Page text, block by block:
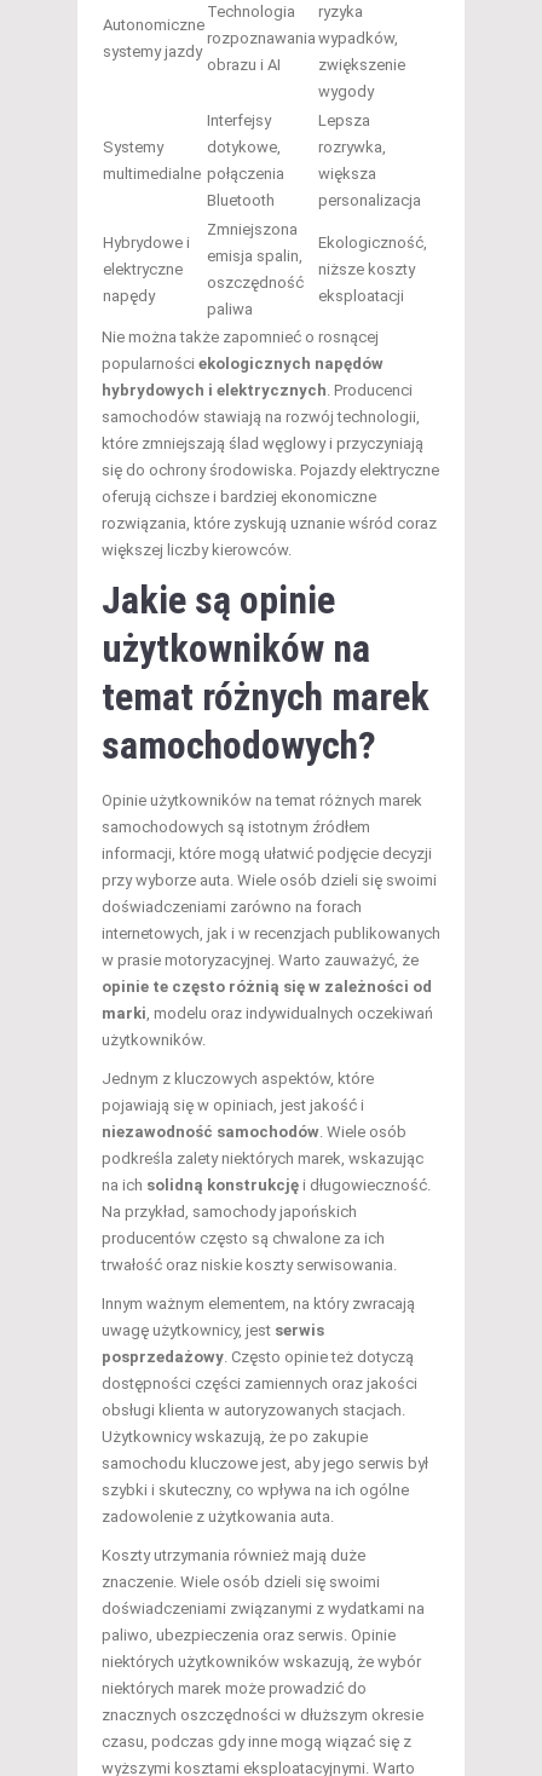
Autonomiczne
systemy jazdy
Technologia
rozpoznawania
obrazu i AI
ryzyka
wypadków,
zwiększenie
wygody
Systemy
multimedialne
Interfejsy
dotykowe,
połączenia
Bluetooth
Lepsza
rozrywka,
większa
personalizacja
Hybrydowe i
elektryczne
napędy
Zmniejszona
emisja spalin,
oszczędność
paliwa
Ekologiczność,
niższe koszty
eksploatacji
Nie można także zapomnieć o rosnącej
popularności ekologicznych napędów
hybrydowych i elektrycznych. Producenci
samochodów stawiają na rozwój technologii,
które zmniejszają ślad węglowy i przyczyniają
się do ochrony środowiska. Pojazdy elektryczne
oferują cichsze i bardziej ekonomiczne
rozwiązania, które zyskują uznanie wśród coraz
większej liczby kierowców.
Jakie są opinie
użytkowników na
temat różnych marek
samochodowych?
Opinie użytkowników na temat różnych marek
samochodowych są istotnym źródłem
informacji, które mogą ułatwić podjęcie decyzji
przy wyborze auta. Wiele osób dzieli się swoimi
doświadczeniami zarówno na forach
internetowych, jak i w recenzjach publikowanych
w prasie motoryzacyjnej. Warto zauważyć, że
opinie te często różnią się w zależności od
marki, modelu oraz indywidualnych oczekiwań
użytkowników.
Jednym z kluczowych aspektów, które
pojawiają się w opiniach, jest jakość i
niezawodność samochodów. Wiele osób
podkreśla zalety niektórych marek, wskazując
na ich solidną konstrukcję i długowieczność.
Na przykład, samochody japońskich
producentów często są chwalone za ich
trwałość oraz niskie koszty serwisowania.
Innym ważnym elementem, na który zwracają
uwagę użytkownicy, jest serwis
posprzedażowy. Często opinie też dotyczą
dostępności części zamiennych oraz jakości
obsługi klienta w autoryzowanych stacjach.
Użytkownicy wskazują, że po zakupie
samochodu kluczowe jest, aby jego serwis był
szybki i skuteczny, co wpływa na ich ogólne
zadowolenie z użytkowania auta.
Koszty utrzymania również mają duże
znaczenie. Wiele osób dzieli się swoimi
doświadczeniami związanymi z wydatkami na
paliwo, ubezpieczenia oraz serwis. Opinie
niektórych użytkowników wskazują, że wybór
niektórych marek może prowadzić do
znacznych oszczędności w dłuższym okresie
czasu, podczas gdy inne mogą wiązać się z
wyższymi kosztami eksploatacyjnymi. Warto